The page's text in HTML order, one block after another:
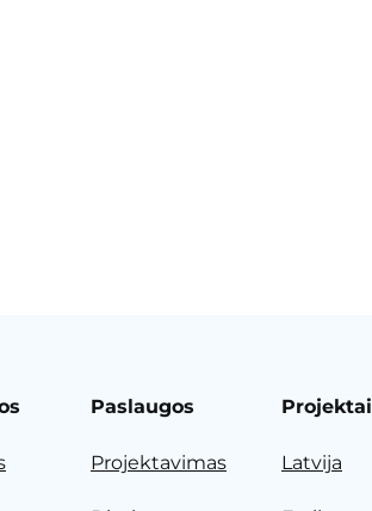
Paslaugos
Projektavimas
Projektai
Latvija